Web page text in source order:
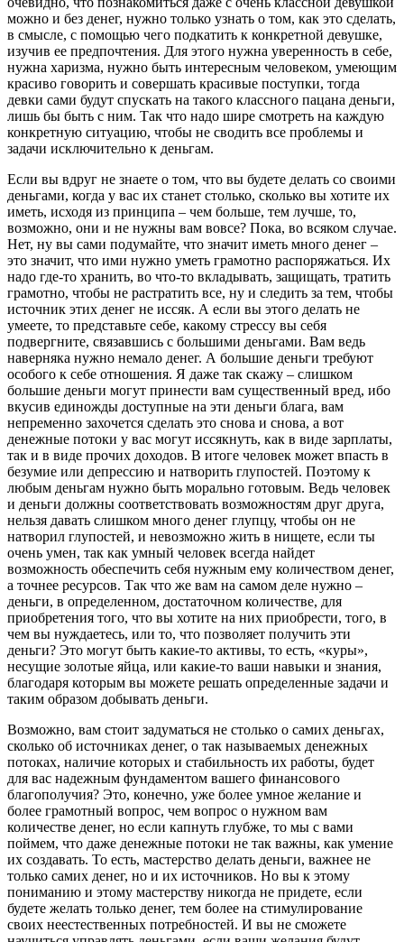
можно и без денег, нужно только узнать о том, как это сделать,
в смысле, с помощью чего подкатить к конкретной девушке,
изучив ее предпочтения. Для этого нужна уверенность в себе,
нужна харизма, нужно быть интересным человеком, умеющим
красиво говорить и совершать красивые поступки, тогда
девки сами будут спускать на такого классного пацана деньги,
лишь бы быть с ним. Так что надо шире смотреть на каждую
конкретную ситуацию, чтобы не сводить все проблемы и
задачи исключительно к деньгам.
Если вы вдруг не знаете о том, что вы будете делать со своими
деньгами, когда у вас их станет столько, сколько вы хотите их
иметь, исходя из принципа – чем больше, тем лучше, то,
возможно, они и не нужны вам вовсе? Пока, во всяком случае.
Нет, ну вы сами подумайте, что значит иметь много денег –
это значит, что ими нужно уметь грамотно распоряжаться. Их
надо где-то хранить, во что-то вкладывать, защищать, тратить
грамотно, чтобы не растратить все, ну и следить за тем, чтобы
источник этих денег не иссяк. А если вы этого делать не
умеете, то представьте себе, какому стрессу вы себя
подвергните, связавшись с большими деньгами. Вам ведь
наверняка нужно немало денег. А большие деньги требуют
особого к себе отношения. Я даже так скажу – слишком
большие деньги могут принести вам существенный вред, ибо
вкусив единожды доступные на эти деньги блага, вам
непременно захочется сделать это снова и снова, а вот
денежные потоки у вас могут иссякнуть, как в виде зарплаты,
так и в виде прочих доходов. В итоге человек может впасть в
безумие или депрессию и натворить глупостей. Поэтому к
любым деньгам нужно быть морально готовым. Ведь человек
и деньги должны соответствовать возможностям друг друга,
нельзя давать слишком много денег глупцу, чтобы он не
натворил глупостей, и невозможно жить в нищете, если ты
очень умен, так как умный человек всегда найдет
возможность обеспечить себя нужным ему количеством денег,
а точнее ресурсов. Так что же вам на самом деле нужно –
деньги, в определенном, достаточном количестве, для
приобретения того, что вы хотите на них приобрести, того, в
чем вы нуждаетесь, или то, что позволяет получить эти
деньги? Это могут быть какие-то активы, то есть, «куры»,
несущие золотые яйца, или какие-то ваши навыки и знания,
благодаря которым вы можете решать определенные задачи и
таким образом добывать деньги.
Возможно, вам стоит задуматься не столько о самих деньгах,
сколько об источниках денег, о так называемых денежных
потоках, наличие которых и стабильность их работы, будет
для вас надежным фундаментом вашего финансового
благополучия? Это, конечно, уже более умное желание и
более грамотный вопрос, чем вопрос о нужном вам
количестве денег, но если капнуть глубже, то мы с вами
поймем, что даже денежные потоки не так важны, как умение
их создавать. То есть, мастерство делать деньги, важнее не
только самих денег, но и их источников. Но вы к этому
пониманию и этому мастерству никогда не придете, если
будете желать только денег, тем более на стимулирование
своих неестественных потребностей. И вы не сможете